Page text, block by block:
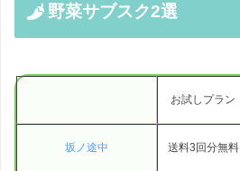
野菜サブスク2選
お試しプラン
坂ノ途中 送料3回分無料